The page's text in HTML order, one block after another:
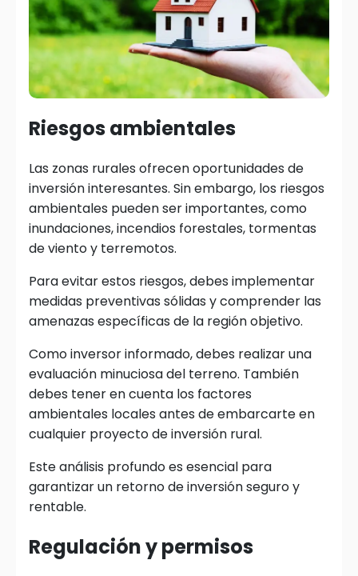
Riesgos ambientales
Las zonas rurales ofrecen oportunidades de
inversión interesantes. Sin embargo, los riesgos
ambientales pueden ser importantes, como
inundaciones, incendios forestales, tormentas
de viento y terremotos.
Para evitar estos riesgos, debes implementar
medidas preventivas sólidas y comprender las
amenazas específicas de la región objetivo.
Como inversor informado, debes realizar una
evaluación minuciosa del terreno. También
debes tener en cuenta los factores
ambientales locales antes de embarcarte en
cualquier proyecto de inversión rural.
Este análisis profundo es esencial para
garantizar un retorno de inversión seguro y
rentable.
Regulación y permisos